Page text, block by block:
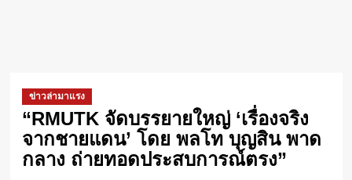
ข่าวล่ามาแรง
“RMUTK จัดบรรยายใหญ่ ‘เรื่องจริง
จากชายแดน’ โดย พลโท บุญสิน พาด
กลาง ถ่ายทอดประสบการณ์ตรง”